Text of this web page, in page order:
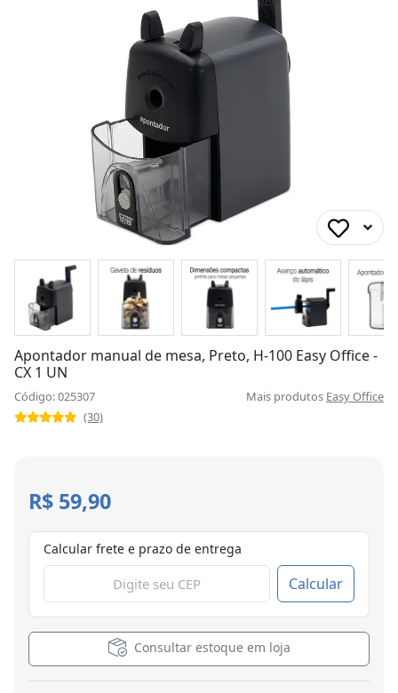
Apontador manual de mesa, Preto, H-100 Easy Office -
CX 1 UN
Código: 025307 Mais produtos Easy Office
(30)
R$ 59,90
Calcular frete e prazo de entrega
Calcular
Consultar estoque em loja